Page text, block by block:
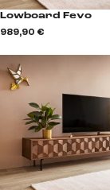
Lowboard Fevo
989,90 €